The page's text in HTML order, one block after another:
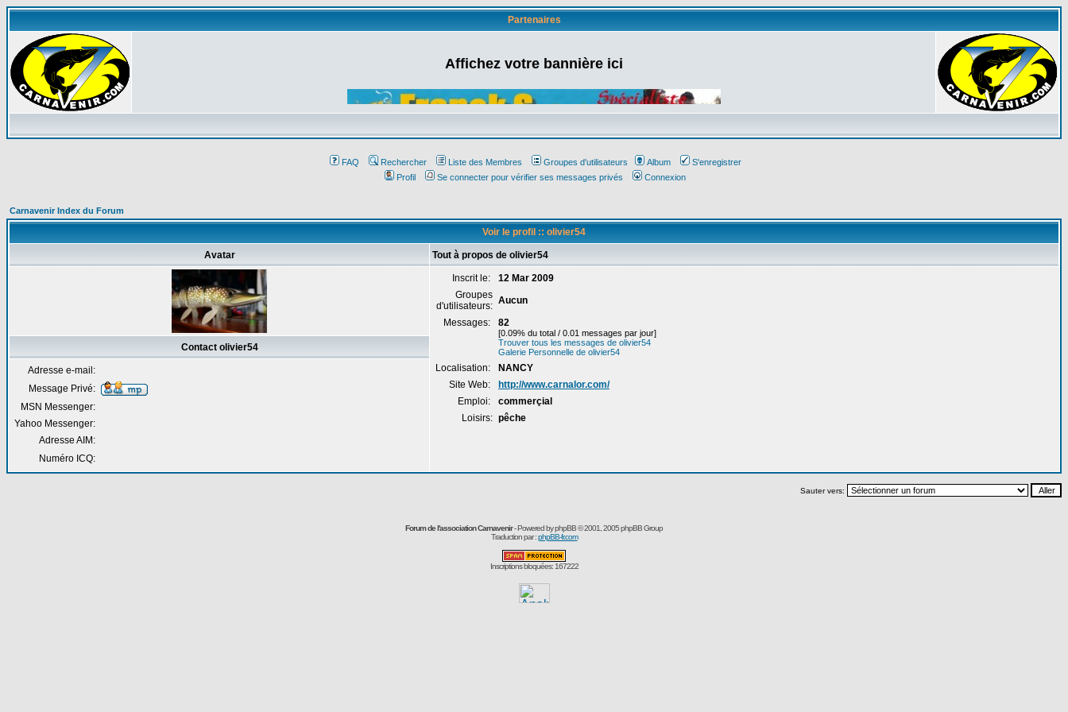
Partenaires
Affichez votre bannière ici
FAQ Rechercher Liste des Membres Groupes d'utilisateurs Album
S'enregistrer
Profil
Se connecter pour vérifier ses messages privés Connexion
Carnavenir Index du Forum
Voir le profil :: olivier54
Avatar Tout à propos de olivier54
Inscrit le:
12 Mar 2009
Groupes
d'utilisateurs: Aucun
Messages:
82
[0.09% du total / 0.01 messages par jour]
Trouver tous les messages de olivier54
Galerie Personnelle de olivier54
Localisation:
NANCY
Site Web:
http://www.carnalor.com/
Emploi:
commerçial
Loisirs: pêche
Contact olivier54
Adresse e-mail:
Message Privé:
MSN Messenger:
Yahoo Messenger:
Adresse AIM:
Numéro ICQ:
Sauter vers:
Forum de l'association Carnavenir- Powered byphpBB© 2001, 2005 phpBB Group
Traduction par :phpBB-fr.com
Inscriptions bloquées: 167222